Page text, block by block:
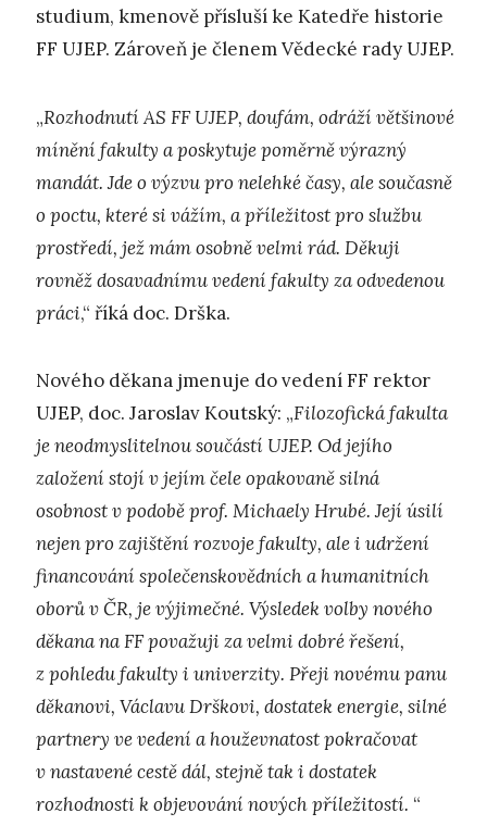
studium, kmenově přísluší ke Katedře historie
FF UJEP. Zároveň je členem Vědecké rady UJEP.
„Rozhodnutí AS FF UJEP, doufám, odráží většinové
mínění fakulty a poskytuje poměrně výrazný
mandát. Jde o výzvu pro nelehké časy, ale současně
o poctu, které si vážím, a příležitost pro službu
prostředí, jež mám osobně velmi rád. Děkuji
rovněž dosavadnímu vedení fakulty za odvedenou
práci,“ říká doc. Drška.
Nového děkana jmenuje do vedení FF rektor
UJEP, doc. Jaroslav Koutský: „Filozofická fakulta
je neodmyslitelnou součástí UJEP. Od jejího
založení stojí v jejím čele opakovaně silná
osobnost v podobě prof. Michaely Hrubé. Její úsilí
nejen pro zajištění rozvoje fakulty, ale i udržení
financování společenskovědních a humanitních
oborů v ČR, je výjimečné. Výsledek volby nového
děkana na FF považuji za velmi dobré řešení,
z pohledu fakulty i univerzity. Přeji novému panu
děkanovi, Václavu Drškovi, dostatek energie, silné
partnery ve vedení a houževnatost pokračovat
v nastavené cestě dál, stejně tak i dostatek
rozhodnosti k objevování nových příležitostí. “